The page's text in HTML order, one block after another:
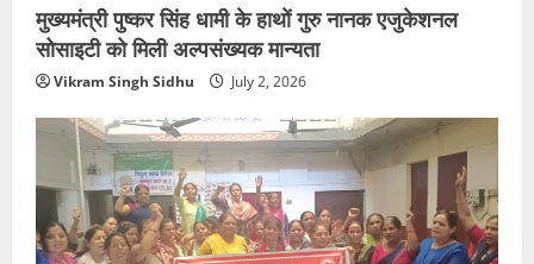
मुख्यमंत्री पुष्कर सिंह धामी के हाथों गुरु नानक एजुकेशनल
सोसाइटी को मिली अल्पसंख्यक मान्यता
Vikram Singh Sidhu July 2, 2026